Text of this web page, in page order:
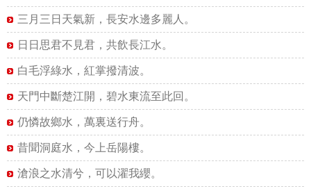
三月三日天氣新，長安水邊多麗人。
日日思君不見君，共飲長江水。
白毛浮綠水，紅掌撥清波。
天門中斷楚江開，碧水東流至此回。
仍憐故鄉水，萬裏送行舟。
昔聞洞庭水，今上岳陽樓。
滄浪之水清兮，可以濯我纓。